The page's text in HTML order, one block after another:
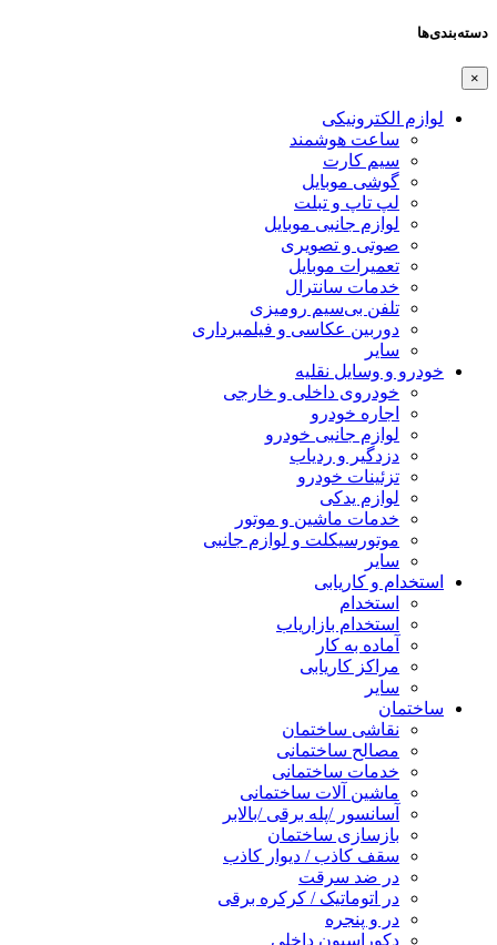
دسته‌بندی‌ها
×
لوازم الکترونیکی
ساعت هوشمند
سیم کارت
گوشی موبایل
لپ تاپ و تبلت
لوازم جانبی موبایل
صوتی و تصویری
تعمیرات موبایل
خدمات سانترال
تلفن بی‌سیم رومیزی
دوربین عکاسی و فیلمبرداری
سایر
خودرو و وسایل نقلیه
خودروی داخلی و خارجی
اجاره خودرو
لوازم جانبی خودرو
دزدگیر و ردیاب
تزئینات خودرو
لوازم یدکی
خدمات ماشین و موتور
موتورسیکلت و لوازم جانبی
سایر
استخدام و کاریابی
استخدام
استخدام بازاریاب
آماده به کار
مراکز کاریابی
سایر
ساختمان
نقاشی ساختمان
مصالح ساختمانی
خدمات ساختمانی
ماشین آلات ساختمانی
آسانسور /پله برقی /بالابر
بازسازی ساختمان
سقف کاذب / دیوار کاذب
در ضد سرقت
در اتوماتیک / کرکره برقی
در و پنجره
دکوراسیون داخلی